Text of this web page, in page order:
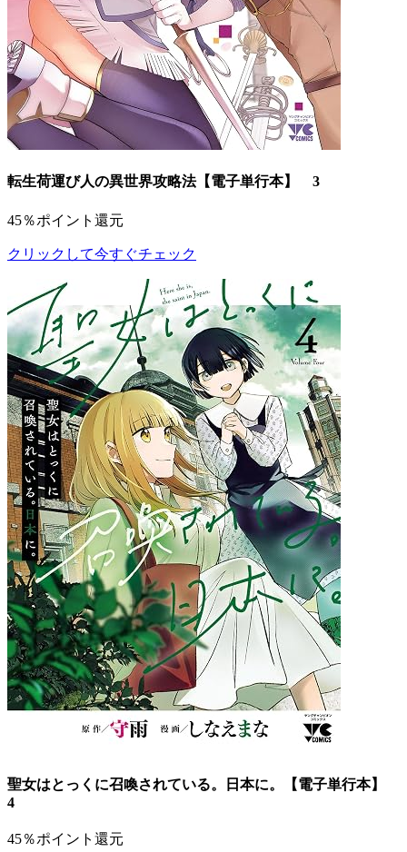
転生荷運び人の異世界攻略法【電子単行本】 3
45％ポイント還元
クリックして今すぐチェック
聖女はとっくに召喚されている。日本に。【電子単行本】
4
45％ポイント還元